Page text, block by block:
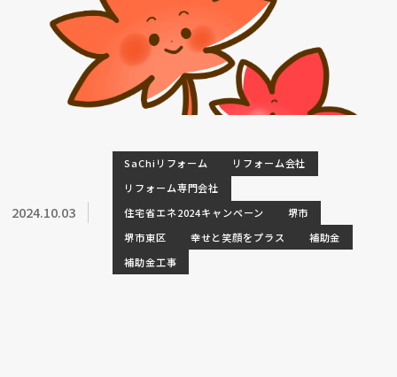
2024.10.03
SaChiリフォーム
リフォーム会社
リフォーム専門会社
住宅省エネ2024キャンペーン
堺市
堺市東区
幸せと笑顔をプラス
補助金
補助金工事